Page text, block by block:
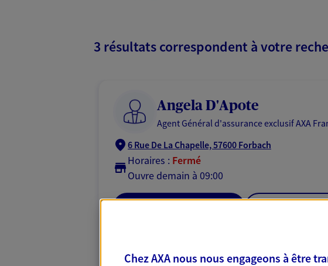
3 résultats correspondent à votre
Angela D'Apote
Agent Général d'assurance exclusif AXA
6 Rue De La Chapelle, 57600 Forbach
Horaires : Fermé
Ouvre demain à 09:00
N° Orias * (orias.fr) : 20001147
Chez AXA nous nous engageons à être